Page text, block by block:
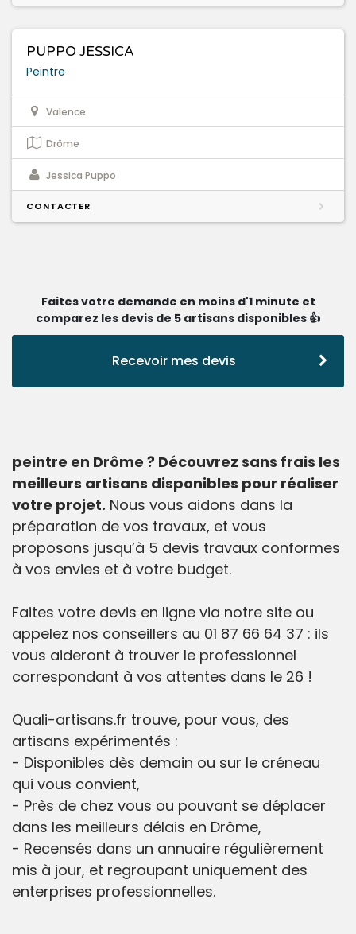
PUPPO JESSICA
Peintre
Valence
Drôme
Jessica Puppo
CONTACTER
Faites votre demande en moins d'1 minute et
comparez les devis de 5 artisans disponibles 👍
Recevoir mes devis
peintre en Drôme ? Découvrez sans frais les
meilleurs artisans disponibles pour réaliser
votre projet. Nous vous aidons dans la
préparation de vos travaux, et vous
proposons jusqu’à 5 devis travaux conformes
à vos envies et à votre budget.
Faites votre devis en ligne via notre site ou
appelez nos conseillers au 01 87 66 64 37 : ils
vous aideront à trouver le professionnel
correspondant à vos attentes dans le 26 !
Quali-artisans.fr trouve, pour vous, des
artisans expérimentés :
- Disponibles dès demain ou sur le créneau
qui vous convient,
- Près de chez vous ou pouvant se déplacer
dans les meilleurs délais en Drôme,
- Recensés dans un annuaire régulièrement
mis à jour, et regroupant uniquement des
enterprises professionnelles.